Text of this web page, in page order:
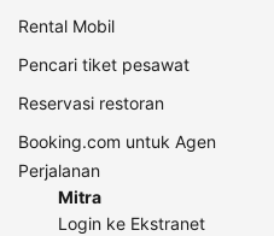
Rental Mobil
Pencari tiket pesawat
Reservasi restoran
Booking.com untuk Agen
Perjalanan
Mitra
Login ke Ekstranet